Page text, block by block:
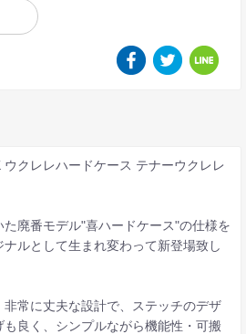
ウクレレハードケース テナーウクレレ
廃番モデル"喜ハードケース"の仕様を
ルとして生まれ変わって新登場致し
常に丈夫な設計で、ステッチのデザ
良く、シンプルながら機能性・可搬